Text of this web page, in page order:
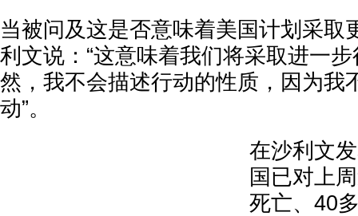
当被问及这是否意味着美国计划采取
利文说：“这意味着我们将采取进一步
然，我不会描述行动的性质，因为我
动”。
在沙利文
国已对上
死亡、40